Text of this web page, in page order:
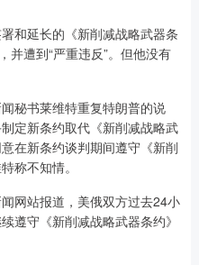
和延长的《新削减战略武器条
并遭到“严重违反”。但他没有
秘书莱维特重复特朗普的说
定新条约取代《新削减战略武
在新条约谈判期间遵守《新削
称不知情。
网站报道，美俄双方过去24小
遵守《新削减战略武器条约》